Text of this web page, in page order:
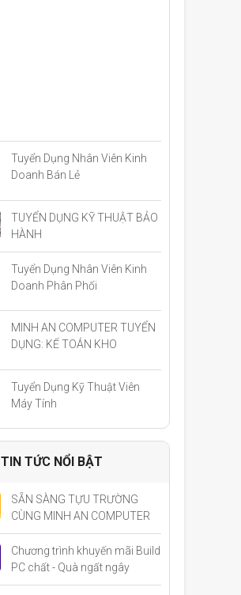
Tuyển Dụng Nhân Viên Kinh
Doanh Bán Lẻ
TUYỂN DỤNG KỸ THUẬT BẢO
HÀNH
Tuyển Dụng Nhân Viên Kinh
Doanh Phân Phối
MINH AN COMPUTER TUYỂN
DỤNG: KẾ TOÁN KHO
Tuyển Dụng Kỹ Thuật Viên
Máy Tính
TIN TỨC NỔI BẬT
SẴN SÀNG TỰU TRƯỜNG
CÙNG MINH AN COMPUTER
Chương trình khuyến mãi Build
PC chất - Quà ngất ngây